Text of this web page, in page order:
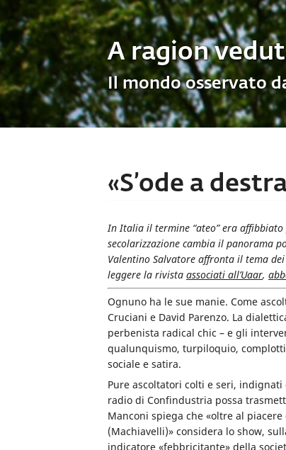
A ragion
Il mondo osservato
«S’ode a
In Italia il termine “ateo” era
secolarizzazione cambia il panorama
Valentino Salvatore affronta il tema
leggere la rivista associati all’Uaar,
Ognuno ha le sue manie. Come
Cruciani e David Parenzo. La
perbenista radical chic – e gli
qualunquismo, turpiloquio,
sociale e satira.
Pure ascoltatori colti e seri,
radio di Confindustria possa
Manconi spiega che «oltre al
(Machiavelli)» considera lo show,
indicatore «febbricitante» della